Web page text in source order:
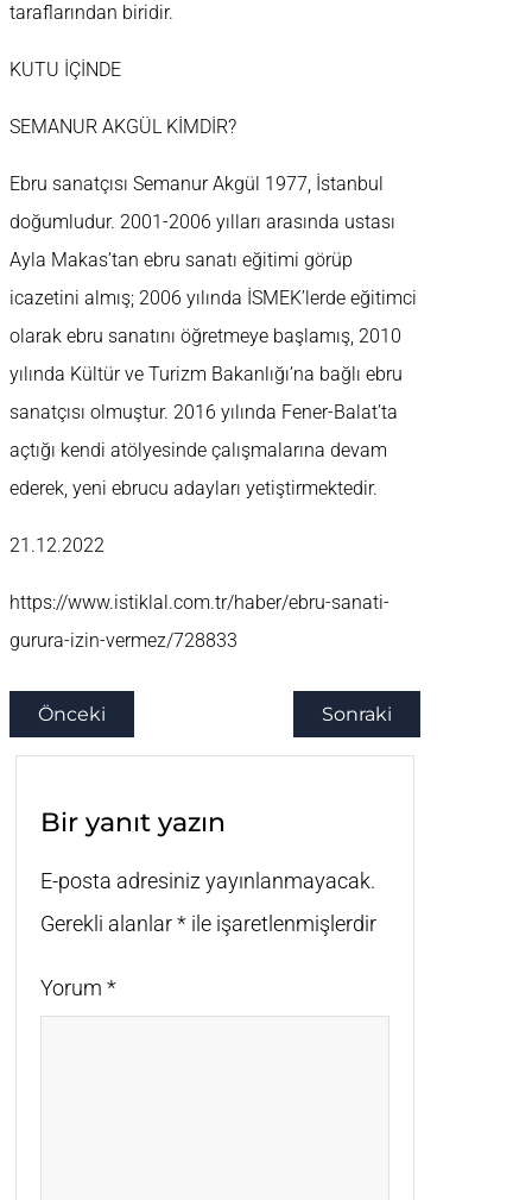
taraflarından biridir.
KUTU İÇİNDE
SEMANUR AKGÜL KİMDİR?
Ebru sanatçısı Semanur Akgül 1977, İstanbul
doğumludur. 2001-2006 yılları arasında ustası
Ayla Makas’tan ebru sanatı eğitimi görüp
icazetini almış; 2006 yılında İSMEK’lerde eğitimci
olarak ebru sanatını öğretmeye başlamış, 2010
yılında Kültür ve Turizm Bakanlığı’na bağlı ebru
sanatçısı olmuştur. 2016 yılında Fener-Balat’ta
açtığı kendi atölyesinde çalışmalarına devam
ederek, yeni ebrucu adayları yetiştirmektedir.
21.12.2022
https://www.istiklal.com.tr/haber/ebru-sanati-
gurura-izin-vermez/728833
Önceki Sonraki
Bir yanıt yazın
E-posta adresiniz yayınlanmayacak.
Gerekli alanlar* ile işaretlenmişlerdir
Yorum *